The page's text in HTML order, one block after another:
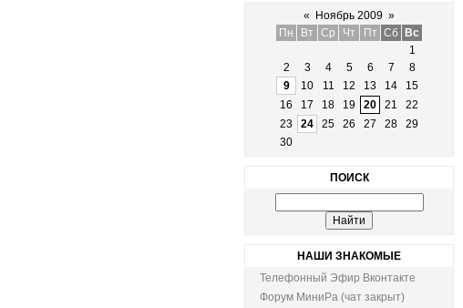
«
Ноябрь 2009 »
Пн
Вт Ср Чт Пт Сб
Вс
1
2
3 4 5 6 7
8
9
10 11 12 13 14
15
16
17 18 19 20 21
22
23
24 25 26 27 28
29
30
ПОИСК
НАШИ ЗНАКОМЫЕ
Телефонный Эфир Вконтакте
Форум МиниРа (чат закрыт)